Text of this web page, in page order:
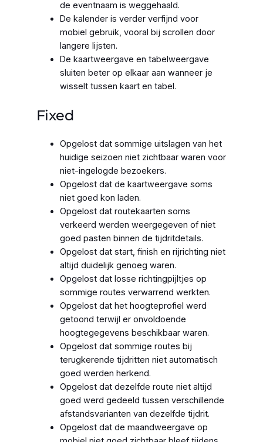
de eventnaam is weggehaald.
De kalender is verder verfijnd voor
mobiel gebruik, vooral bij scrollen door
langere lijsten.
De kaartweergave en tabelweergave
sluiten beter op elkaar aan wanneer je
wisselt tussen kaart en tabel.
Fixed
Opgelost dat sommige uitslagen van het
huidige seizoen niet zichtbaar waren voor
niet-ingelogde bezoekers.
Opgelost dat de kaartweergave soms
niet goed kon laden.
Opgelost dat routekaarten soms
verkeerd werden weergegeven of niet
goed pasten binnen de tijdritdetails.
Opgelost dat start, finish en rijrichting niet
altijd duidelijk genoeg waren.
Opgelost dat losse richtingpijltjes op
sommige routes verwarrend werkten.
Opgelost dat het hoogteprofiel werd
getoond terwijl er onvoldoende
hoogtegegevens beschikbaar waren.
Opgelost dat sommige routes bij
terugkerende tijdritten niet automatisch
goed werden herkend.
Opgelost dat dezelfde route niet altijd
goed werd gedeeld tussen verschillende
afstandsvarianten van dezelfde tijdrit.
Opgelost dat de maandweergave op